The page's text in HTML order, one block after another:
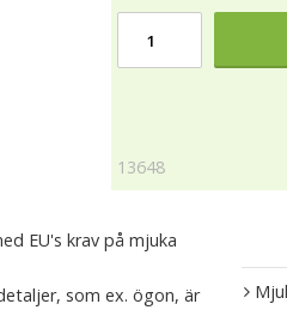
13648
EU's krav på mjuka
som ex. ögon, är